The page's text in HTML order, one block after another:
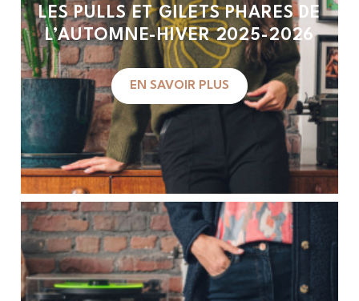
LES PULLS ET GILETS PHARES DE
L’AUTOMNE-HIVER 2025-2026
EN SAVOIR PLUS